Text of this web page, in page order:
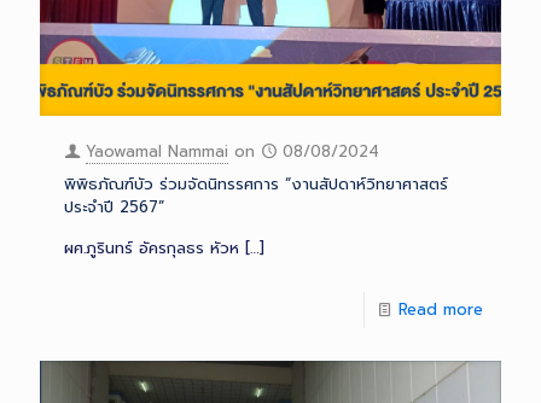
Yaowamal Nammai on
08/08/2024
พิพิธภัณฑ์บัว ร่วมจัดนิทรรศการ “งานสัปดาห์วิทยาศาสตร์
ประจำปี 2567”
ผศ.ภูรินทร์ อัครกุลธร หัวห […]
Read more